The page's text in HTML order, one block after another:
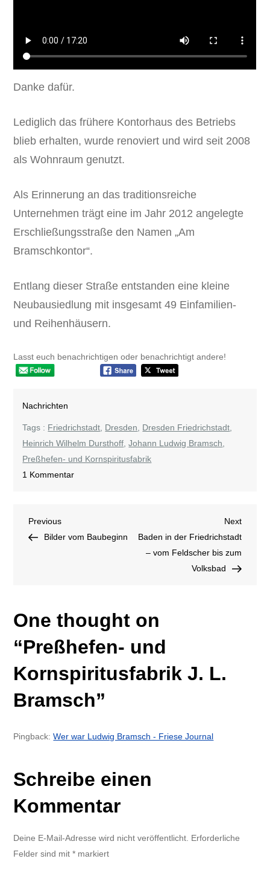
Danke dafür.
Lediglich das frühere Kontorhaus des Betriebs
blieb erhalten, wurde renoviert und wird seit 2008
als Wohnraum genutzt.
Als Erinnerung an das traditionsreiche
Unternehmen trägt eine im Jahr 2012 angelegte
Erschließungsstraße den Namen „Am
Bramschkontor“.
Entlang dieser Straße entstanden eine kleine
Neubausiedlung mit insgesamt 49 Einfamilien-
und Reihenhäusern.
Lasst euch benachrichtigen oder benachrichtigt andere!
Nachrichten
Tags : Friedrichstadt Dresden Dresden Friedrichstadt
Heinrich Wilhelm Dursthoff ,Johann Ludwig Bramsch
Preßhefen- und Kornspiritusfabrik
1 Kommentarzu
J.
Beitragsnavigation
Previous
Post
Previous
Bilder vom Baubeginn
Next
Post
Next
Baden in der Friedrichstadt
– vom Feldscher bis zum
Volksbad
One thought on
“Preßhefen- und
Kornspiritusfabrik J. L.
Bramsch”
Pingback:Wer war Ludwig Bramsch - Friese Journal
Schreibe einen
Kommentar
Deine E-Mail-Adresse wird nicht veröffentlicht. Erforderliche
Felder sind mit* markiert